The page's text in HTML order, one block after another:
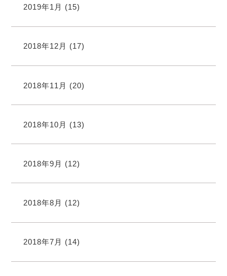
2019年1月 (15)
2018年12月 (17)
2018年11月 (20)
2018年10月 (13)
2018年9月 (12)
2018年8月 (12)
2018年7月 (14)